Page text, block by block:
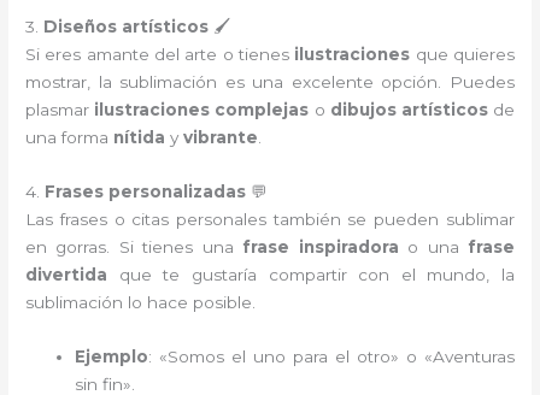
3. Diseños artísticos 🖌️
Si eres amante del arte o tienes ilustraciones que quieres
mostrar, la sublimación es una excelente opción. Puedes
plasmar ilustraciones complejas o dibujos artísticosde
una forma nítida yvibrante.
4. Frases personalizadas 💬
Las frases o citas personales también se pueden sublimar
en gorras. Si tienes una frase inspiradora o una frase
divertida que te gustaría compartir con el mundo, la
sublimación lo hace posible.
Ejemplo: «Somos el uno para el otro» o «Aventuras
sin fin».